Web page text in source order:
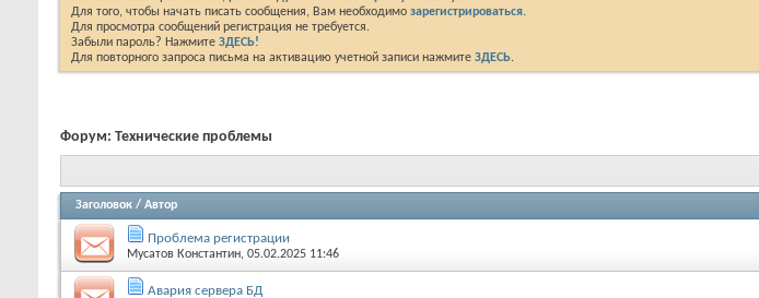
Для того, чтобы начать писать сообщения, Вам необходимо зарегистрироваться.
Для просмотра сообщений регистрация не требуется.
Забыли пароль? Нажмите ЗДЕСЬ!
Для повторного запроса письма на активацию учетной записи нажмите ЗДЕСЬ.
Форум: Технические проблемы
Заголовок / Автор
Проблема регистрации
Мусатов Константин, 05.02.2025 11:46
Авария сервера БД